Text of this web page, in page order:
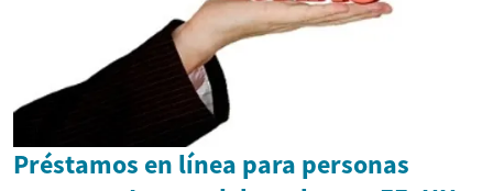
Préstamos en línea para personas